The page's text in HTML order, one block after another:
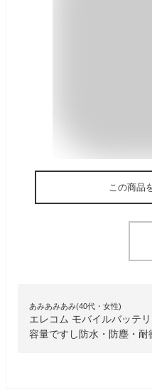
この商品
あみあみあみ(40代・女性)
エレコム モバイルバッテ
容量ですし防水・防塵・